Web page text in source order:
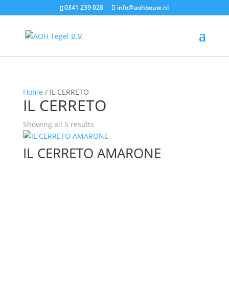
0341 239 028 info@aohbouw.nl
Home / IL CERRETO
IL CERRETO
Showing all 5 results
IL CERRETO AMARONE